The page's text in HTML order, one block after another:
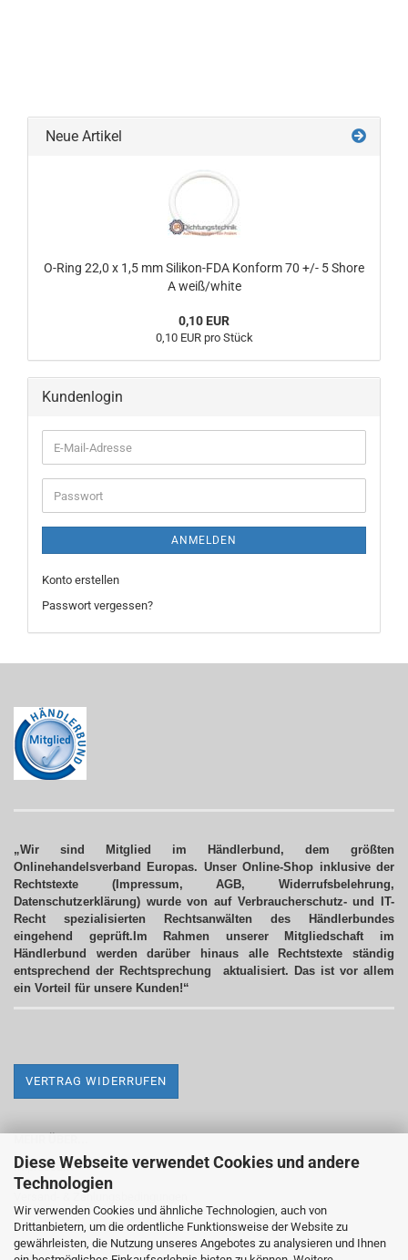
Diese Webseite verwendet Cookies und andere
Technologien
Wir verwenden Cookies und ähnliche Technologien, auch von
Drittanbietern, um die ordentliche Funktionsweise der Website zu
gewährleisten, die Nutzung unseres Angebotes zu analysieren und Ihnen
Neue Artikel
O-Ring 22,0 x 1,5 mm Silikon-FDA Konform 70 +/- 5 Shore
A weiß/white
0,10 EUR
0,10 EUR pro Stück
Kundenlogin
E-
Mail-
Adresse
Passwort
ANMELDEN
Konto erstellen
Passwort vergessen?
„Wir sind Mitglied im Händlerbund, dem größten
Onlinehandelsverband Europas. Unser Online-Shop inklusive der
Rechtstexte (Impressum, AGB, Widerrufsbelehrung,
Datenschutzerklärung) wurde von auf Verbraucherschutz- und IT-
Recht spezialisierten Rechtsanwälten des Händlerbundes
eingehend geprüft.Im Rahmen unserer Mitgliedschaft im
Händlerbund werden darüber hinaus alle Rechtstexte ständig
entsprechend der Rechtsprechung aktualisiert. Das ist vor allem
ein Vorteil für unsere Kunden!“
VERTRAG WIDERRUFEN
Impressum
Versand- & Zahlungsbedingungen
Widerrufsrecht & Widerrufsformular
AGB